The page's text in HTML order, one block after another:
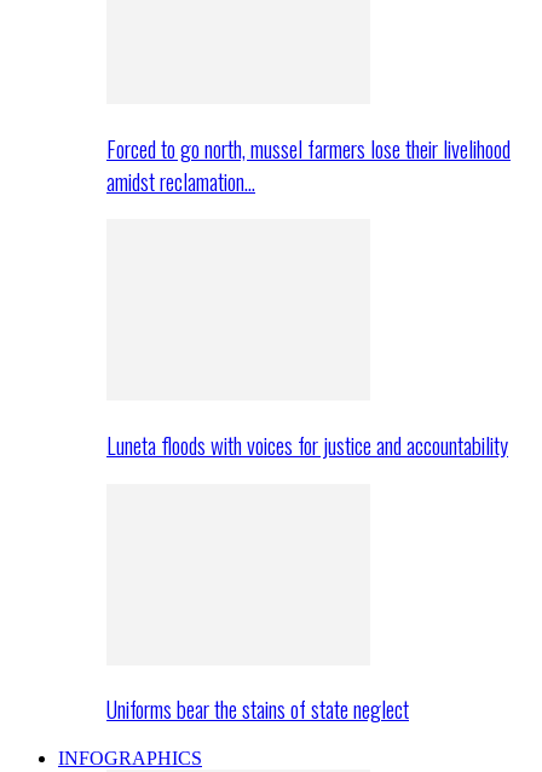
Forced to go north, mussel farmers lose their livelihood
amidst reclamation…
Luneta floods with voices for justice and accountability
Uniforms bear the stains of state neglect
INFOGRAPHICS